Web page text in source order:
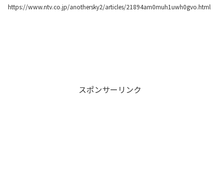
https://www.ntv.co.jp/anothersky2/articles/21894am0muh1uwh0gvo.html
スポンサーリンク